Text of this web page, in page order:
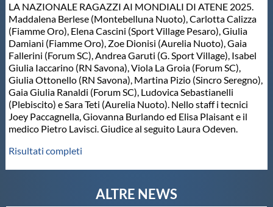
LA NAZIONALE RAGAZZI AI MONDIALI DI ATENE 2025.
Maddalena Berlese (Montebelluna Nuoto), Carlotta Calizza
(Fiamme Oro), Elena Cascini (Sport Village Pesaro), Giulia
Damiani (Fiamme Oro), Zoe Dionisi (Aurelia Nuoto), Gaia
Fallerini (Forum SC), Andrea Garuti (G. Sport Village), Isabel
Giulia Iaccarino (RN Savona), Viola La Groia (Forum SC),
Giulia Ottonello (RN Savona), Martina Pizio (Sincro Seregno),
Gaia Giulia Ranaldi (Forum SC), Ludovica Sebastianelli
(Plebiscito) e Sara Teti (Aurelia Nuoto). Nello staff i tecnici
Joey Paccagnella, Giovanna Burlando ed Elisa Plaisant e il
medico Pietro Lavisci. Giudice al seguito Laura Odeven.
Risultati completi